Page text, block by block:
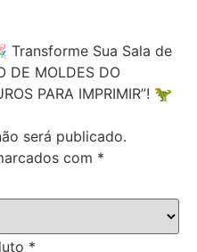
Transforme Sua Sala de
DE MOLDES DO
PARA IMPRIMIR”! 🦖
será publicado.
com *
*